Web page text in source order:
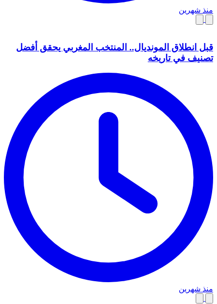
منذ شهرين
قبل انطلاق المونديال.. المنتخب المغربي يحقق أفضل
تصنيف في تاريخه
منذ شهرين